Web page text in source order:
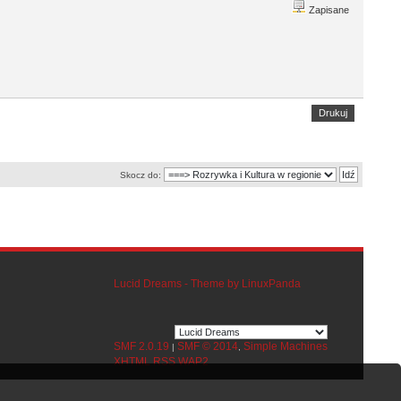
Zapisane
Drukuj
Skocz do:
Lucid Dreams - Theme by LinuxPanda
SMF 2.0.19 SMF © 2014, Simple Machines
XHTML RSS WAP2